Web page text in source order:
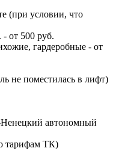
(при условии, что
от 500 руб.
гардеробные - от
не поместилась в лифт)
автономный
тарифам ТК)